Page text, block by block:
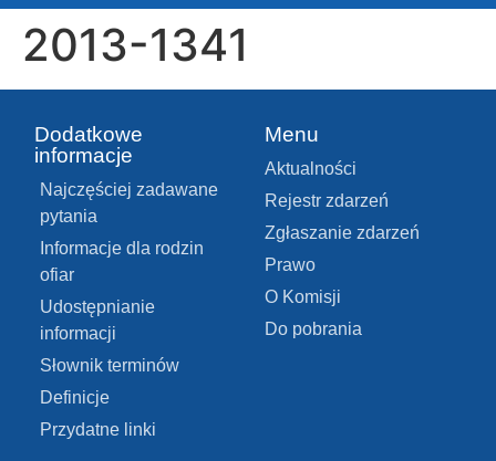
2013-1341
Dodatkowe
informacje
Najczęściej zadawane
pytania
Informacje dla rodzin
ofiar
Udostępnianie
informacji
Słownik terminów
Definicje
Przydatne linki
Menu
Aktualności
Rejestr zdarzeń
Zgłaszanie zdarzeń
Prawo
O Komisji
Do pobrania